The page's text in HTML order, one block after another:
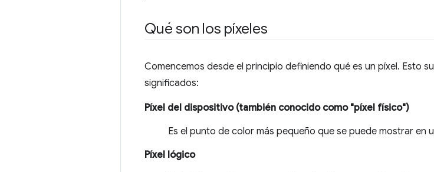
Qué son los píxeles
Comencemos desde el principio definiendo qué es un píxel. Esto
significados:
Píxel del dispositivo (también conocido como "píxel físico")
Es el punto de color más pequeño que se puede mostrar en
Píxel lógico